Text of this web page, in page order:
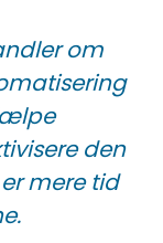
om
den
mere tid